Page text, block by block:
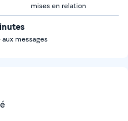
mises en relation
messages